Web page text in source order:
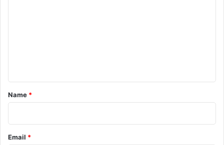
*
Name *
Email *